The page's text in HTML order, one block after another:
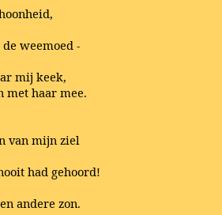
weemoed -
mij keek,
met haar mee.
van mijn ziel
had gehoord!
andere zon.